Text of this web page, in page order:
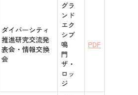
ダイバーシティ
推進研究交流発
表会・情報交換
会
グラ
ンド
エク
シブ
鳴
門
ザ・
ロッ
ジ
PDF